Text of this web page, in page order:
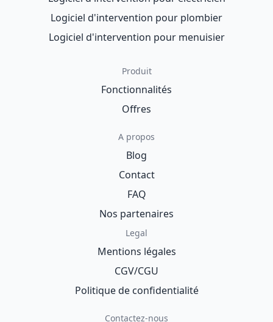
Logiciel d'intervention pour plombier
Logiciel d'intervention pour menuisier
Produit
Fonctionnalités
Offres
A propos
Blog
Contact
FAQ
Nos partenaires
Legal
Mentions légales
CGV/CGU
Politique de confidentialité
Contactez-nous